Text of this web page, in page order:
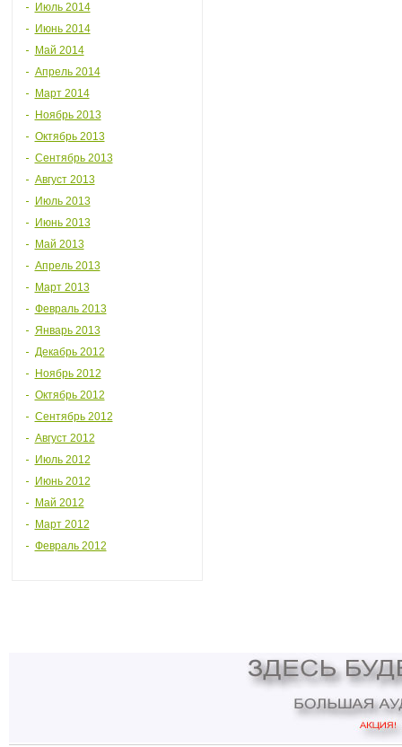
Июль 2014
Июнь 2014
Май 2014
Апрель 2014
Март 2014
Ноябрь 2013
Октябрь 2013
Сентябрь 2013
Август 2013
Июль 2013
Июнь 2013
Май 2013
Апрель 2013
Март 2013
Февраль 2013
Январь 2013
Декабрь 2012
Ноябрь 2012
Октябрь 2012
Сентябрь 2012
Август 2012
Июль 2012
Июнь 2012
Май 2012
Март 2012
Февраль 2012